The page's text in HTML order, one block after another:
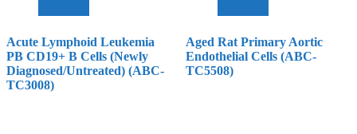
Acute Lymphoid Leukemia
PB CD19+ B Cells (Newly
Diagnosed/Untreated) (ABC-
TC3008)
Aged Rat Primary Aortic
Endothelial Cells (ABC-
TC5508)